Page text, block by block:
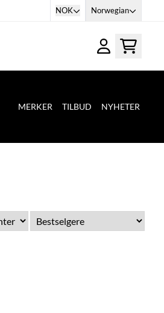
NOK Norwegian
MERKER TILBUD NYHETER